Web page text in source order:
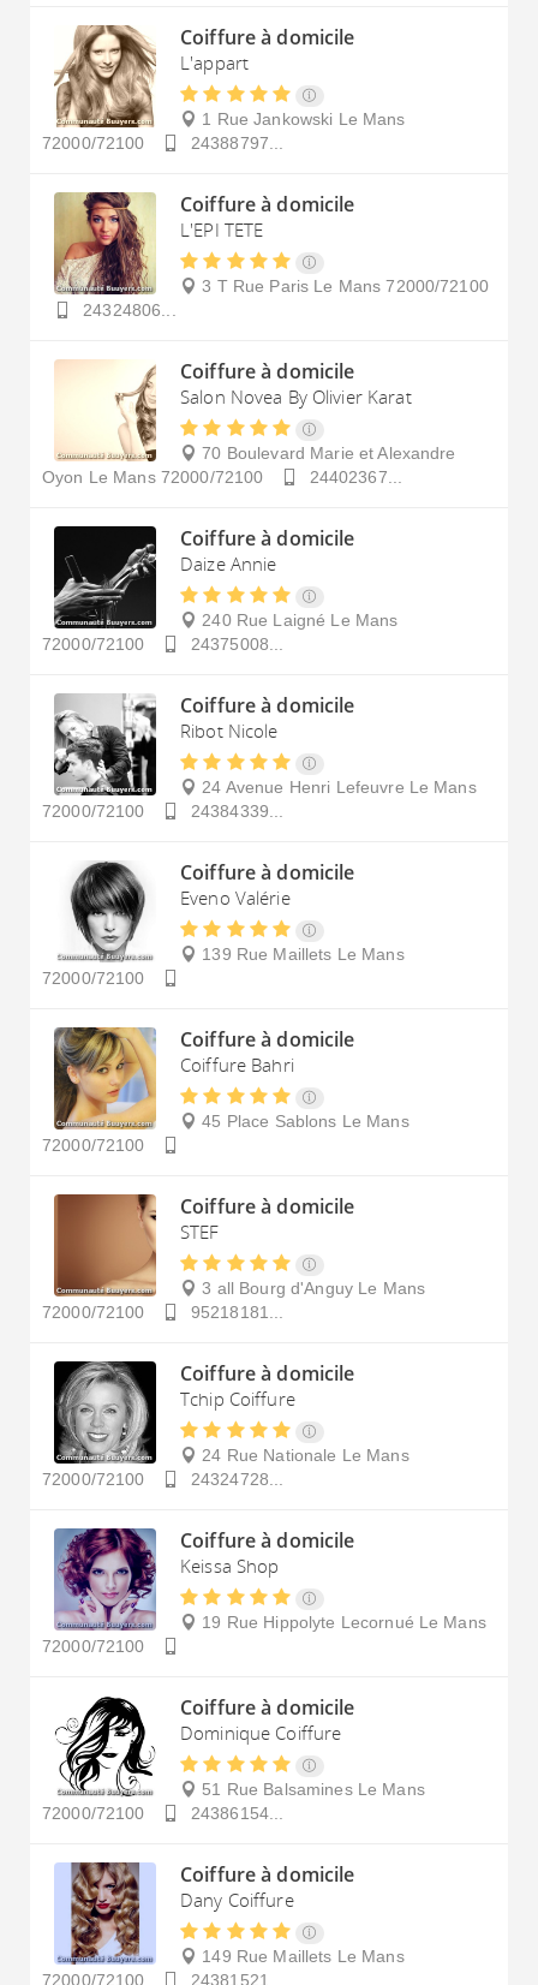
Coiffure à domicile
L'appart
1 Rue Jankowski Le Mans
72000/72100
24388797...
Coiffure à domicile
L'EPI TETE
3 T Rue Paris Le Mans 72000/72100
24324806...
Coiffure à domicile
Salon Novea By Olivier Karat
70 Boulevard Marie et Alexandre
Oyon Le Mans 72000/72100 24402367...
Coiffure à domicile
Daize Annie
240 Rue Laigné Le Mans
72000/72100
24375008...
Coiffure à domicile
Ribot Nicole
24 Avenue Henri Lefeuvre Le Mans
72000/72100
24384339...
Coiffure à domicile
Eveno Valérie
139 Rue Maillets Le Mans
72000/72100
Coiffure à domicile
Coiffure Bahri
45 Place Sablons Le Mans
72000/72100
Coiffure à domicile
STEF
3 all Bourg d'Anguy Le Mans
72000/72100
95218181...
Coiffure à domicile
Tchip Coiffure
24 Rue Nationale Le Mans
72000/72100
24324728...
Coiffure à domicile
Keissa Shop
19 Rue Hippolyte Lecornué Le Mans
72000/72100
Coiffure à domicile
Dominique Coiffure
51 Rue Balsamines Le Mans
72000/72100
24386154...
Coiffure à domicile
Dany Coiffure
149 Rue Maillets Le Mans
72000/72100
24381521...